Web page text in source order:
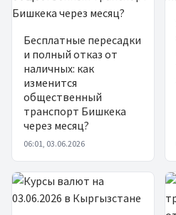
Бесплатные пересадки
и полный отказ от
наличных: как
изменится
общественный
транспорт Бишкека
через месяц?
06:01, 03.06.2026